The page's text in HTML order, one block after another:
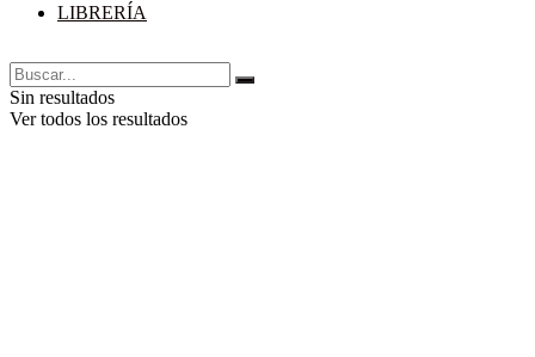
LIBRERÍA
Sin resultados
Ver todos los resultados